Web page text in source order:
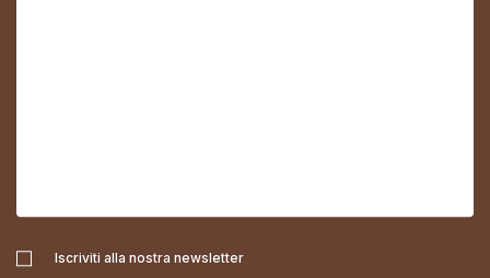
Iscriviti alla nostra newsletter